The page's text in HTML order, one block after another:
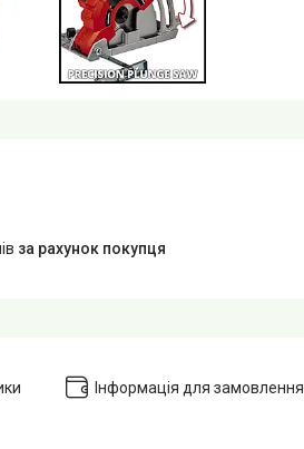
за рахунок покупця
Інформація для замовлення